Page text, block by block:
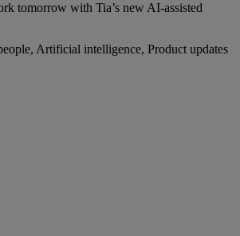
tomorrow with Tia’s new AI-assisted
Artificial intelligence, Product updates